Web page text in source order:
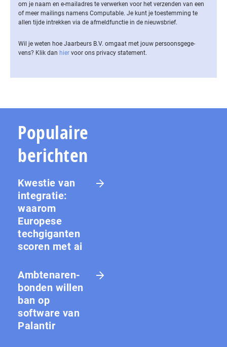
om je naam en e-mailadres te verwerken voor het verzenden van een
of meer mailings namens Computable. Je kunt je toestemming te
allen tijde intrekken via de af­meld­func­tie in de nieuwsbrief.
Wil je weten hoe Jaarbeurs B.V. omgaat met jouw per­soons­ge­ge­
vens? Klik dan hier voor ons privacy statement.
Populaire
berichten
Kwestie van
integratie:
waarom
Europese
techgiganten
scoren met ai
Amb­te­na­ren­
bon­den willen
ban op
software van
Palantir